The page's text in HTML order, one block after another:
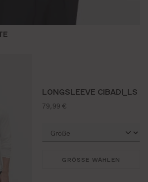
LONGSLEEVE CIBADI_LS
regulärer preis:
79,99 €
GRÖSSE WÄHLEN